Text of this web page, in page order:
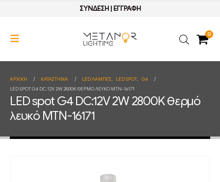
ΣΥΝΔΕΣΗ| ΕΓΓΡΑΦΗ
0
ΑΡΧΙΚΉ ΚΑΤΆΣΤΗΜΑ LED ΛΑΜΠΕΣ, LED SPOT, G4
LED SPOT G4 DC:12V 2W 2800K ΘΕΡΜΌ ΛΕΥΚΌ MTN-16171
LED spot G4 DC:12V 2W 2800K θερμό
λευκό MTN-16171